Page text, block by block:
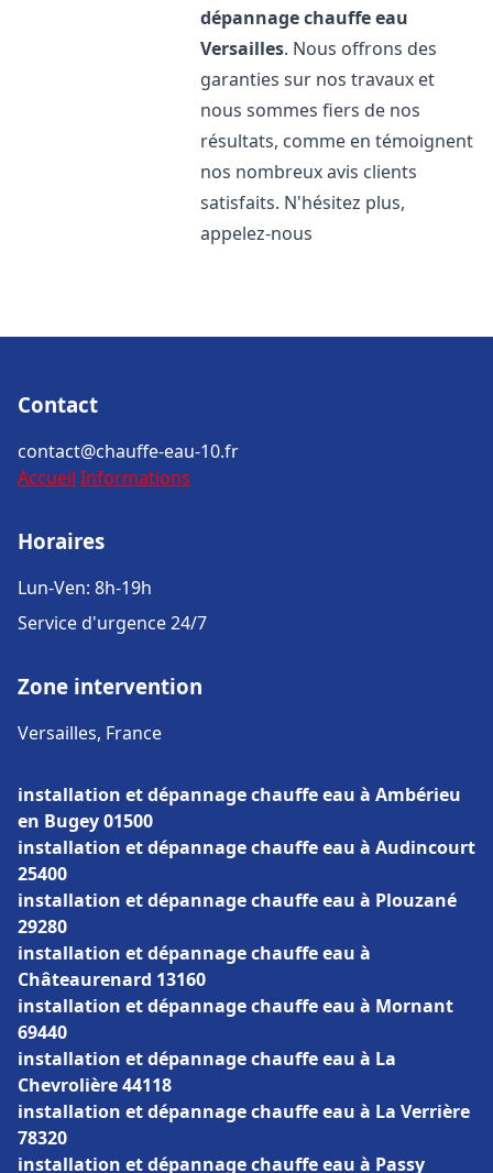
dépannage chauffe eau
Versailles. Nous offrons des
garanties sur nos travaux et
nous sommes fiers de nos
résultats, comme en témoignent
nos nombreux avis clients
satisfaits. N'hésitez plus,
appelez-nous
Contact
contact@chauffe-eau-10.fr
Accueil Informations
Horaires
Lun-Ven: 8h-19h
Service d'urgence 24/7
Zone intervention
Versailles, France
installation et dépannage chauffe eau à Ambérieu
en Bugey 01500
installation et dépannage chauffe eau à Audincourt
25400
installation et dépannage chauffe eau à Plouzané
29280
installation et dépannage chauffe eau à
Châteaurenard 13160
installation et dépannage chauffe eau à Mornant
69440
installation et dépannage chauffe eau à La
Chevrolière 44118
installation et dépannage chauffe eau à La Verrière
78320
installation et dépannage chauffe eau à Passy